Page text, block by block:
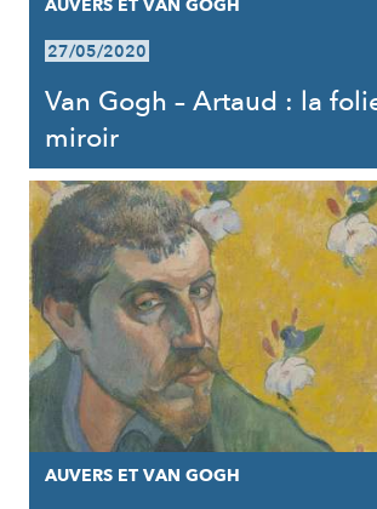
AUVERS ET VAN GOGH
27/05/2020
Van Gogh – Artaud : la
miroir
AUVERS ET VAN GOGH